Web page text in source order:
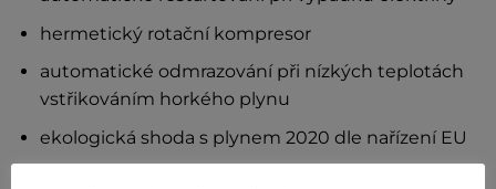
hermetický rotační kompresor
automatické odmrazování při nízkých teplotách
vstřikováním horkého plynu
ekologická shoda s plynem 2020 dle nařízení EU